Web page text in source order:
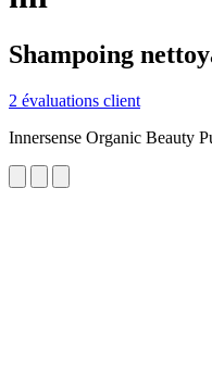
Shampoing
2 évaluations client
Innersense Organic Beauty